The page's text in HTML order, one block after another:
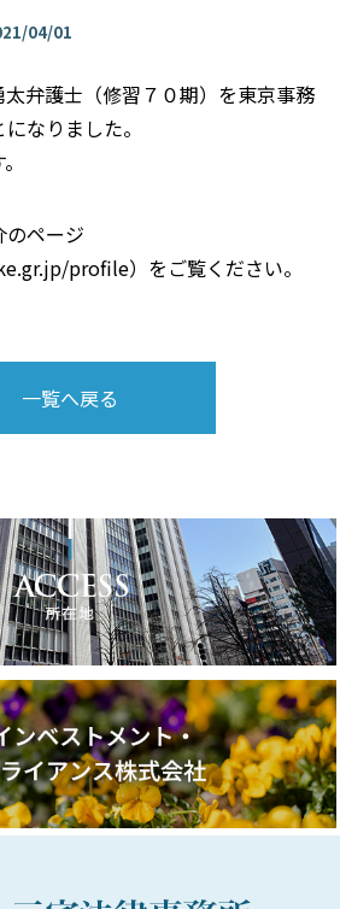
04/01
弁護士（修習７０期）を東京事務
なりました。
のページ
profile）をご覧ください。
一覧へ戻る